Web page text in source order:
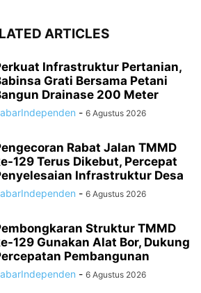
ARTICLES
Infrastruktur Pertanian,
Grati Bersama Petani
Drainase 200 Meter
- 6 Agustus 2026
Rabat Jalan TMMD
129 Terus Dikebut, Percepat
Infrastruktur Desa
- 6 Agustus 2026
Struktur TMMD
129 Gunakan Alat Bor, Dukung
Pembangunan
- 6 Agustus 2026